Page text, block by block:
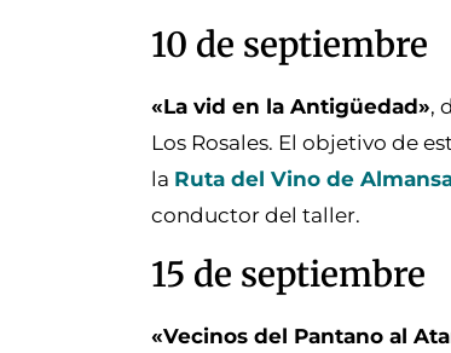
10 de septiembre
«La vid en la Antigüedad»,
Los Rosales. El objetivo de
la Ruta del Vino de
conductor del taller.
15 de septiembre
«Vecinos del Pantano al